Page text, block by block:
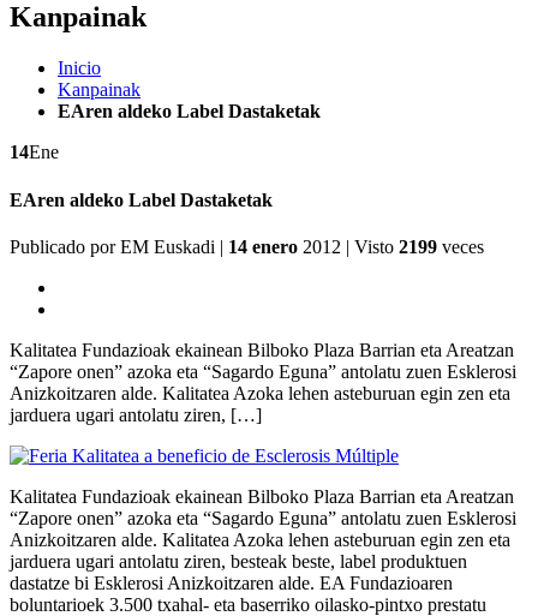
Kanpainak
Inicio
Kanpainak
EAren aldeko Label Dastaketak
14Ene
EAren aldeko Label Dastaketak
Publicado porEM Euskadi | 14 enero 2012 | Visto 2199 veces
Kalitatea Fundazioak ekainean Bilboko Plaza Barrian eta Areatzan
“Zapore onen” azoka eta “Sagardo Eguna” antolatu zuen Esklerosi
Anizkoitzaren alde. Kalitatea Azoka lehen asteburuan egin zen eta
jarduera ugari antolatu ziren, […]
Kalitatea Fundazioak ekainean Bilboko Plaza Barrian eta Areatzan
“Zapore onen” azoka eta “Sagardo Eguna” antolatu zuen Esklerosi
Anizkoitzaren alde. Kalitatea Azoka lehen asteburuan egin zen eta
jarduera ugari antolatu ziren, besteak beste, label produktuen
dastatze bi Esklerosi Anizkoitzaren alde. EA Fundazioaren
boluntarioek 3.500 txahal- eta baserriko oilasko-pintxo prestatu